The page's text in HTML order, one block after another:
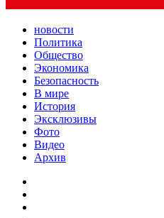
новости
Политика
Общество
Экономика
Безопасность
В мире
История
Эксклюзивы
Фото
Видео
Архив